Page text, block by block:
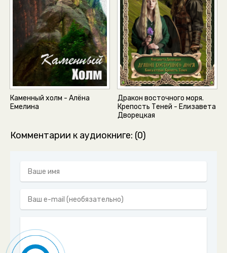
Каменный холм - Алёна
Емелина
Дракон восточного моря.
Крепость Теней - Елизавета
Дворецкая
Комментарии к аудиокниге: (0)